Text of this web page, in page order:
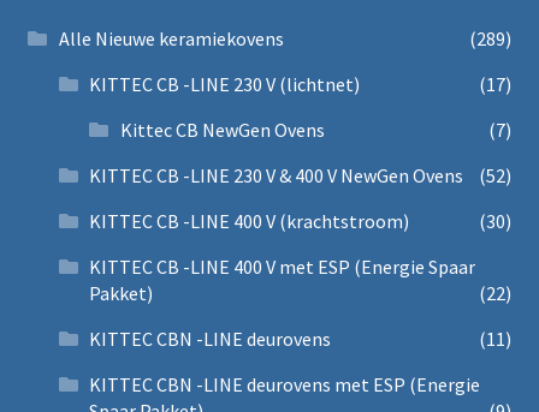
Alle Nieuwe keramiekovens
(289)
KITTEC CB -LINE 230 V (lichtnet)
(17)
Kittec CB NewGen Ovens
(7)
KITTEC CB -LINE 230 V & 400 V NewGen Ovens
(52)
KITTEC CB -LINE 400 V (krachtstroom)
(30)
KITTEC CB -LINE 400 V met ESP (Energie Spaar
Pakket)
(22)
KITTEC CBN -LINE deurovens
(11)
KITTEC CBN -LINE deurovens met ESP (Energie